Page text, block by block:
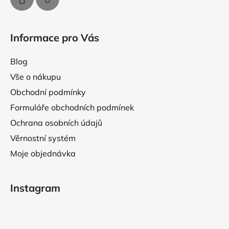
Informace pro Vás
Blog
Vše o nákupu
Obchodní podmínky
Formuláře obchodních podmínek
Ochrana osobních údajů
Věrnostní systém
Moje objednávka
Instagram